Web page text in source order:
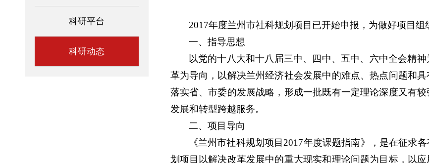
科研平台
科研动态
2017年度兰州市社科规划项目已开始申报，为做好项目组
一、指导思想
以党的十八大和十八届三中、四中、五中、六中全会精
革为导向，以解决兰州经济社会发展中的难点、热点问题和
落实省、市委的发展战略，形成一批既有一定理论深度又有
发展和转型跨越服务。
二、项目导向
《兰州市社科规划项目2017年度课题指南》，是在征求
划项目以解决改革发展中的重大现实和理论问题为目标，以